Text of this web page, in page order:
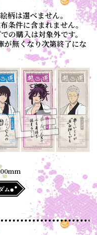
柄は選べません。
条件に含まれません。
の購入は対象外です。
無くなり次第終了にな